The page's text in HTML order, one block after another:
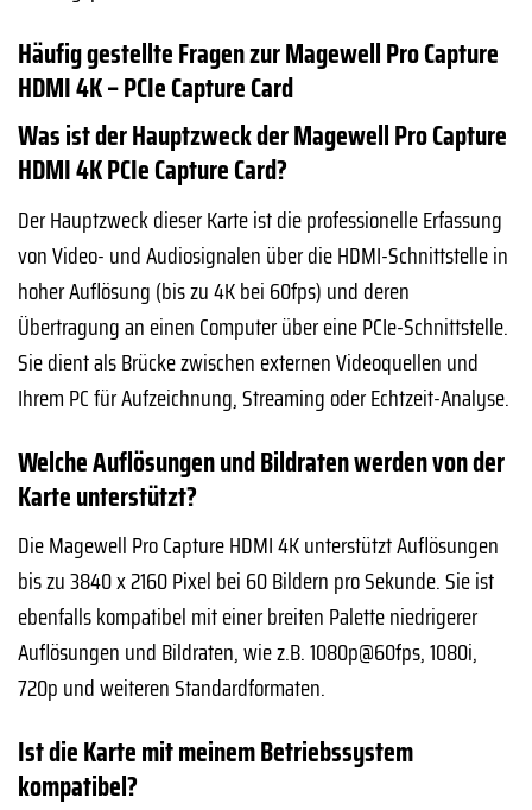
Häufig gestellte Fragen zur Magewell Pro Capture
HDMI 4K – PCIe Capture Card
Was ist der Hauptzweck der Magewell Pro Capture
HDMI 4K PCIe Capture Card?
Der Hauptzweck dieser Karte ist die professionelle Erfassung
von Video- und Audiosignalen über die HDMI-Schnittstelle in
hoher Auflösung (bis zu 4K bei 60fps) und deren
Übertragung an einen Computer über eine PCIe-Schnittstelle.
Sie dient als Brücke zwischen externen Videoquellen und
Ihrem PC für Aufzeichnung, Streaming oder Echtzeit-Analyse.
Welche Auflösungen und Bildraten werden von der
Karte unterstützt?
Die Magewell Pro Capture HDMI 4K unterstützt Auflösungen
bis zu 3840 x 2160 Pixel bei 60 Bildern pro Sekunde. Sie ist
ebenfalls kompatibel mit einer breiten Palette niedrigerer
Auflösungen und Bildraten, wie z.B. 1080p@60fps, 1080i,
720p und weiteren Standardformaten.
Ist die Karte mit meinem Betriebssystem
kompatibel?